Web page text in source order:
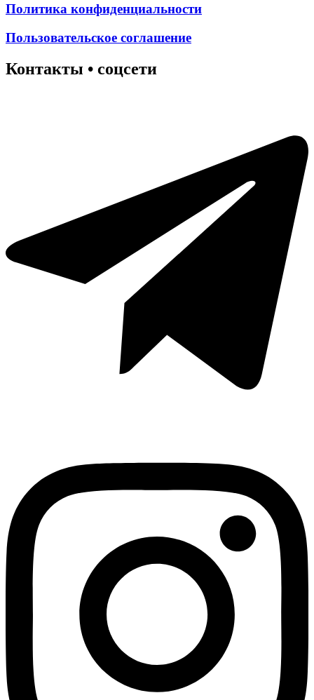
Политика конфиденциальности
Пользовательское соглашение
Контакты • соцсети